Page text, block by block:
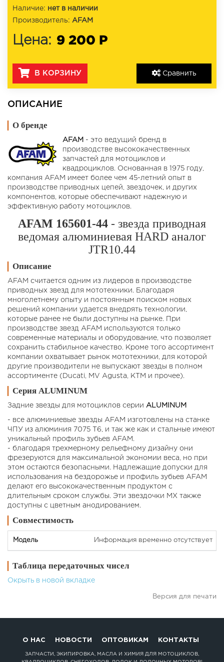
Сравнить
Наличие: нет в наличии
Производитель: AFAM
Цена: 9 200 Р
В КОРЗИНУ
ОПИСАНИЕ
О бренде
AFAM - это ведущий бренд в
производстве высококачественных
запчастей для мотоциклов и
квадроциклов. Основанная в 1975 году,
компания AFAM имеет более чем 45-летний опыт в
производстве приводных цепей, звездочек, и других
компонентов, которые обеспечивают надежную и
эффективную работу мотоциклов.
AFAM 165601-44 - звезда приводная
ведомая алюминиевая HARD аналог
JTR10.44
Описание
AFAM считается одним из лидеров в производстве
приводных звезд для мототехники. Благодаря
многолетнему опыту и постоянным поиском новых
решений компании удается внедрять технологии,
которые ранее не были доступны на рынке. При
производстве звезд AFAM используются только
современные материалы и оборудование, что позволяет
сохранить стабильное качество. Кроме того ассортимент
компании охватывает рынок мототехники, для которой
другие производители не выпускают звезды в полном
ассортименте (Ducati, MV Agusta, KTM и прочее).
Серия ALUMINUM
Задние звезды для мотоциклов cерии ALUMINUM
- все алюминиевые звезды AFAM изготовлены на станке
ЧПУ из алюминия 7075 T6, и так же как и стальные имеют
уникальный профиль зубьев AFAM.
- благодаря трехмерному рельефному дизайну они
фрезеруются для максимальной экономии веса, но при
этом остаются безопасными. Надлежащие допуски для
использования на бездорожье и профиль зубьев AFAM
делают его высококачественным продуктом с
длительным сроком службы. Эти звездочки MX также
доступны с цветным анодированием.
Совместимость
Информация временно отсутствует
Таблица передаточных чисел
Окрыть в новой вкладке
Версия для печати
О НАС НОВОСТИ ОПТОВИКАМ КОНТАКТЫ
ЗАПЧАСТИ, ЭКИПИРОВКА, МАСЛА И ХИМИЯ ДЛЯ МОТОЦИКЛОВ,